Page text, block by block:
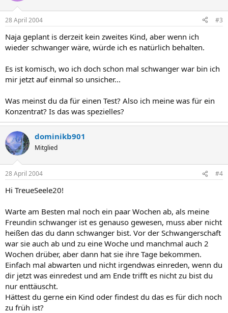
28 April 2004 #3
Naja geplant is derzeit kein zweites Kind, aber wenn ich
wieder schwanger wäre, würde ich es natürlich behalten.
Es ist komisch, wo ich doch schon mal schwanger war bin ich
mir jetzt auf einmal so unsicher...
Was meinst du da für einen Test? Also ich meine was für ein
Konzentrat? Is das was spezielles?
dominikb901
Mitglied
28 April 2004 #4
Hi TreueSeele20!
Warte am Besten mal noch ein paar Wochen ab, als meine
Freundin schwanger ist es genauso gewesen, muss aber nicht
heißen das du dann schwanger bist. Vor der Schwangerschaft
war sie auch ab und zu eine Woche und manchmal auch 2
Wochen drüber, aber dann hat sie ihre Tage bekommen.
Einfach mal abwarten und nicht irgendwas einreden, wenn du
dir jetzt was einredest und am Ende trifft es nicht zu bist du
nur enttäuscht.
Hättest du gerne ein Kind oder findest du das es für dich noch
zu früh ist?